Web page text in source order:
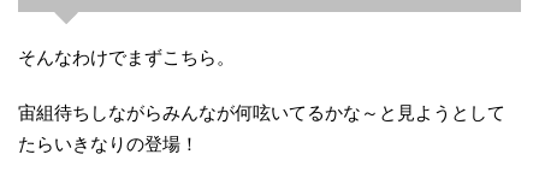
そんなわけでまずこちら。
宙組待ちしながらみんなが何呟いてるかな～と見ようとして
たらいきなりの登場！